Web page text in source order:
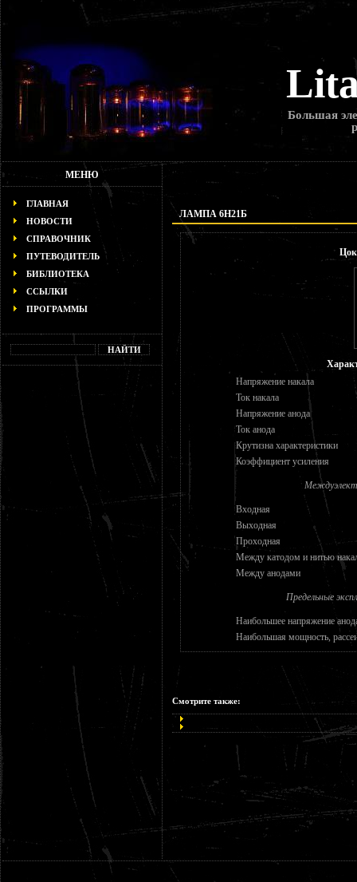
Большая
МЕНЮ
ГЛАВНАЯ
НОВОСТИ
СПРАВОЧНИК
ПУТЕВОДИТЕЛЬ
БИБЛИОТЕКА
ССЫЛКИ
ПРОГРАММЫ
ЛАМПА 6Н21Б
Напряжение накала
Ток накала
Напряжение анода
Ток анода
Крутизна характеристики
Коэффициент усиления
Входная
Выходная
Проходная
Между катодом и нитью
Между анодами
Предельные
Наибольшее напряжение
Наибольшая мощность,
Смотрите также: